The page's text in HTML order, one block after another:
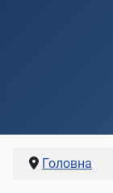
Головна